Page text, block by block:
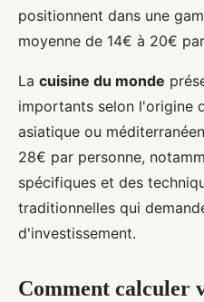
positionnent dans une
moyenne de 14€ à 20€
La cuisine du monde
importants selon l'origine
asiatique ou
28€ par personne,
spécifiques et des
traditionnelles qui
d'investissement.
Comment calculer